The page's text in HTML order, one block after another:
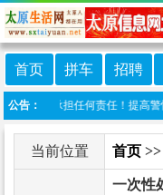
首页 拼车 招聘
公告：
活网不承担任何责任！提高警
当前位置 首页 >>
一次性